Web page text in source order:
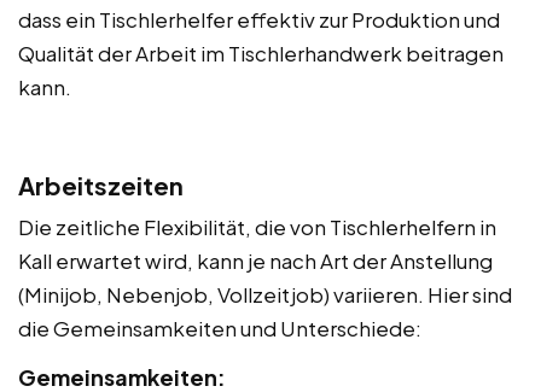
dass ein Tischlerhelfer effektiv zur Produktion und
Qualität der Arbeit im Tischlerhandwerk beitragen
kann.
Arbeitszeiten
Die zeitliche Flexibilität, die von Tischlerhelfern in
Kall erwartet wird, kann je nach Art der Anstellung
(Minijob, Nebenjob, Vollzeitjob) variieren. Hier sind
die Gemeinsamkeiten und Unterschiede:
Gemeinsamkeiten: